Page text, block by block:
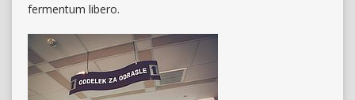
fermentum libero.